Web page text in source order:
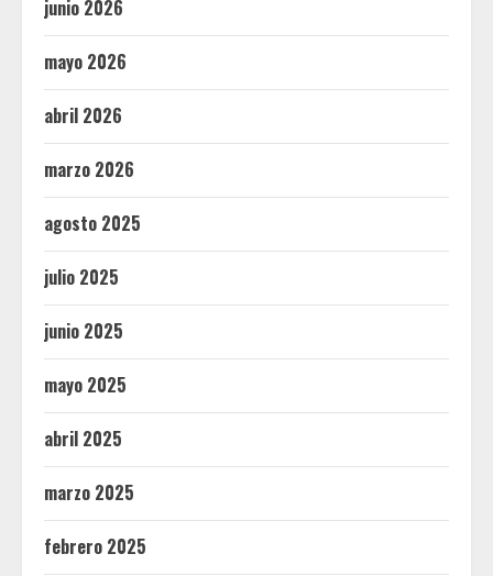
junio 2026
mayo 2026
abril 2026
marzo 2026
agosto 2025
julio 2025
junio 2025
mayo 2025
abril 2025
marzo 2025
febrero 2025